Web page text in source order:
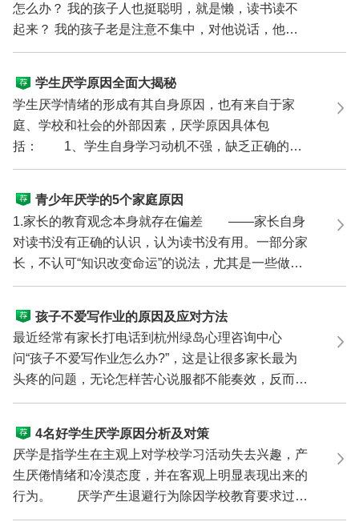
怎么办？ 我的孩子人也挺聪明，就是懒，读书读不
起来？ 我的孩子老是注意不集中，对他说话，他老
是半天才能理...
学生厌学原因全面大揭秘
学生厌学情绪的形成有其自身原因，也有来自于家
庭、学校和社会的外部因素，厌学原因具体包
括： 1、学生自身学习动机不强，缺乏正确的学
习目标。 这部分...
青少年厌学的5个家庭原因
1.家长的教育观念本身就存在偏差 ——家长自身
对读书没有正确的认识，认为读书没有用。一部分家
长，不认可“知识改变命运”的说法，尤其是一些做生
意的家...
孩子不爱写作业的原因及应对方法
最近经常有家长打电话到杭州绿岛心理咨询中心
问“孩子不爱写作业怎么办?”，这是让很多家长最为
头疼的问题，无论怎样苦心说服都不能奏效，反而带
来孩子的排斥...
4名好学生厌学原因分析及对策
厌学是指学生在主观上对学校学习活动失去兴趣，产
生厌倦情绪和冷漠态度，并在客观上明显表现出来的
行为。 厌学产生退避行为除因学校教育要求过高
过严、压...